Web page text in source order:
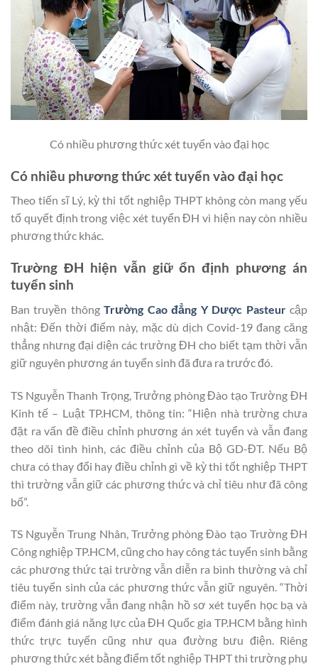
Có nhiều phương thức xét tuyển vào đại học
Có nhiều phương thức xét tuyển vào đại học
Theo tiến sĩ Lý, kỳ thi tốt nghiệp THPT không còn mang yếu
tố quyết định trong việc xét tuyển ĐH vì hiện nay còn nhiều
phương thức khác.
Trường ĐH hiện vẫn giữ ổn định phương án
tuyển sinh
Ban truyền thôngTrường Cao đẳng Y Dược Pasteurcập
nhật: Đến thời điểm này, mặc dù dịch Covid-19 đang căng
thẳng nhưng đại diện các trường ĐH cho biết tạm thời vẫn
giữ nguyên phương án tuyển sinh đã đưa ra trước đó.
TS Nguyễn Thanh Trọng, Trưởng phòng Đào tạo Trường ĐH
Kinh tế – Luật TP.HCM, thông tin: “Hiện nhà trường chưa
đặt ra vấn đề điều chỉnh phương án xét tuyển và vẫn đang
theo dõi tình hình, các điều chỉnh của Bộ GD-ĐT. Nếu Bộ
chưa có thay đổi hay điều chỉnh gì về kỳ thi tốt nghiệp THPT
thì trường vẫn giữ các phương thức và chỉ tiêu như đã công
bố”.
TS Nguyễn Trung Nhân, Trưởng phòng Đào tạo Trường ĐH
Công nghiệp TP.HCM, cũng cho hay công tác tuyển sinh bằng
các phương thức tại trường vẫn diễn ra bình thường và chỉ
tiêu tuyển sinh của các phương thức vẫn giữ nguyên. “Thời
điểm này, trường vẫn đang nhận hồ sơ xét tuyển học bạ và
điểm đánh giá năng lực của ĐH Quốc gia TP.HCM bằng hình
thức trực tuyến cũng như qua đường bưu điện. Riêng
phương thức xét bằng điểm tốt nghiệp THPT thì trường phụ